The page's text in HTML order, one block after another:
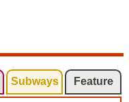
Subways Feature